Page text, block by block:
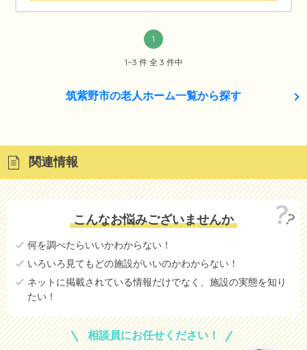
1
1~3 件 全 3 件中
筑紫野市の老人ホーム一覧から探す
関連情報
こんなお悩みございませんか
何を調べたらいいかわからない！
いろいろ見てもどの施設がいいのかわからない！
ネットに掲載されている情報だけでなく、施設の実態を知り
たい！
相談員にお任せください！